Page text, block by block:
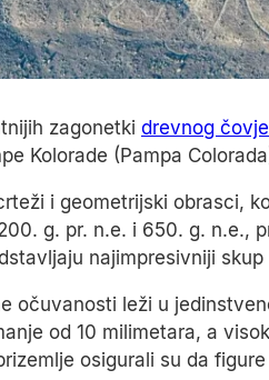
zagonetki drevnog
Kolorade (Pampa
i geometrijski obrasci,
g. pr. n.e. i 650. g. n.e.,
najimpresivniji
očuvanosti leži u
od 10 milimetara, a
osigurali su da